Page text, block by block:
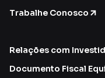
Trabalhe Conosco
Relações com
Documento Fiscal